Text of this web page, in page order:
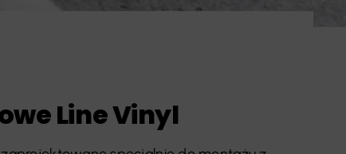
Line Vinyl